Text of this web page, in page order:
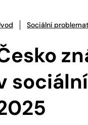
Sociální